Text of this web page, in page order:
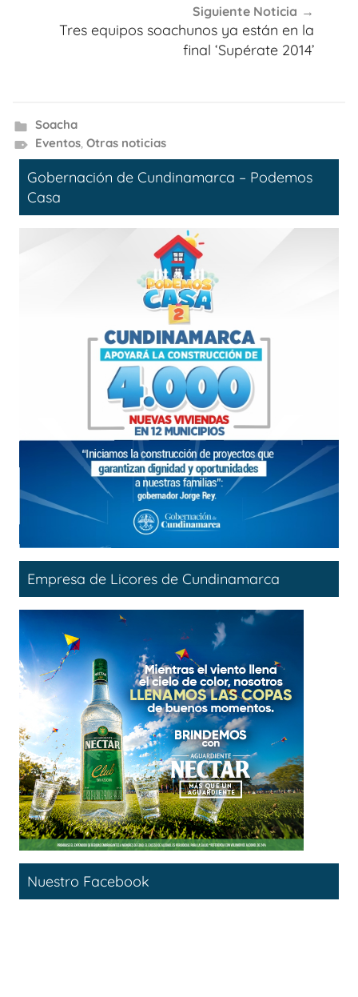
Siguiente Noticia
Tres equipos soachunos ya están en la
final ‘Supérate 2014’
Soacha
Eventos, Otras noticias
Gobernación de Cundinamarca – Podemos
Casa
Empresa de Licores de Cundinamarca
Nuestro Facebook